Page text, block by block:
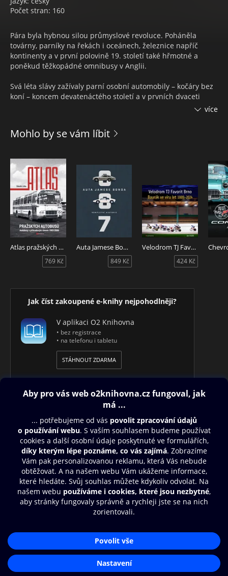
Počet stran: 160
Pára byla hybnou silou průmyslové revoluce. Poháněla
továrny, parníky na řekách i oceánech, železnice napříč
kontinenty a v první polovině 19. století také hřmotné a
poněkud těžkopádné omnibusy v Anglii.
Svá léta slávy zažívaly parní osobní automobily – kočáry bez
koní – koncem devatenáctého století a v prvních dvaceti
letech století dvacátého, než definitivně podlehly konkurenci
Nicméně jejich historie je bohatá, plná zajímavé techniky,
konstruktérů, kteří parním pohonům automobilů věřili a
často jim obětovali veškerý čas i majetek. A jak se v knize
dočtete, někteří z nich byli i v nastupující konkurenci
spalovacích motorů velice úspěšní.
více
Mohlo by se vám líbit
Atlas pražských autobusů
769 Kč
Auta Jamese Bonda: Kompletní historie
849 Kč
Velodrom TJ Favorit Brno
424 Kč
Jak číst zakoupené e-knihy nejpohodlněji?
V aplikaci O2 Knihovna
• bez registrace
• na telefonu i tabletu
STÁHNOUT ZDARMA
Obsah ke stažení
Moje O2 Knihovna
Další zábava
© O2 Czech Republic a.s.
Zásady zpracování osobních údajůAplikace O2 Knihovna
Čti a poslouchej své e-knihy a
audioknihy rychleji a pohodlněji.